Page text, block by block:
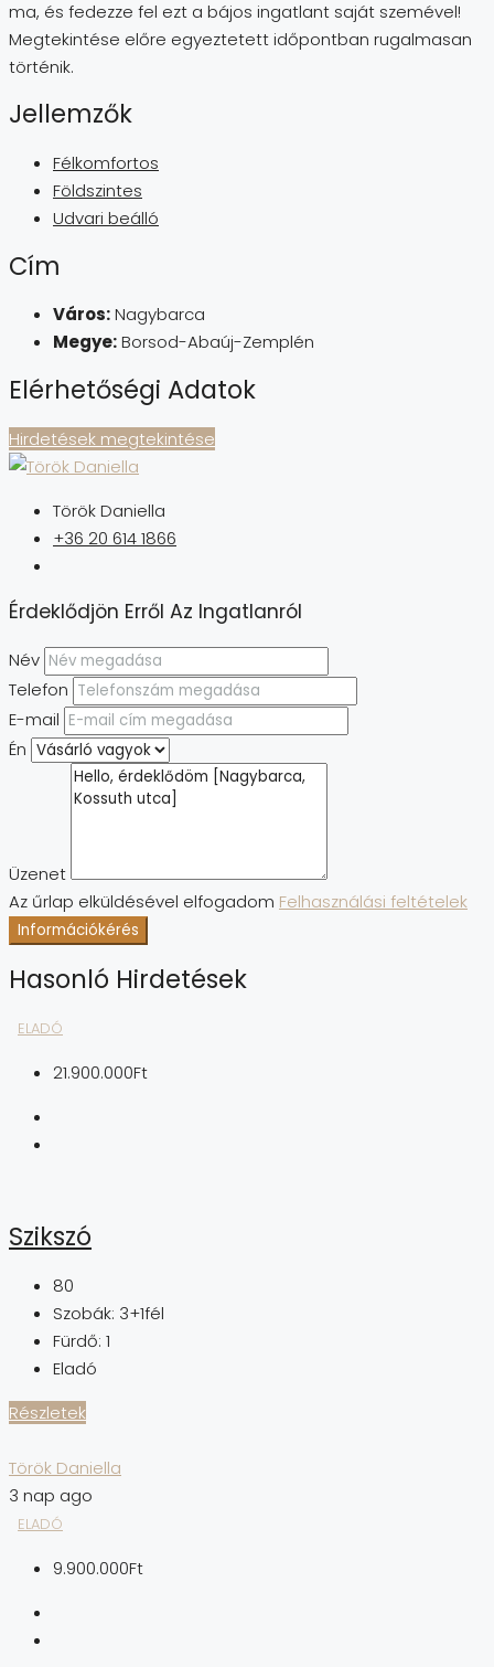
ma, és fedezze fel ezt a bájos ingatlant saját szemével!
Megtekintése előre egyeztetett időpontban rugalmasan
történik.
Jellemzők
Félkomfortos
Földszintes
Udvari beálló
Cím
Város:Nagybarca
Megye:Borsod-Abaúj-Zemplén
Elérhetőségi Adatok
Hirdetések megtekintése
Török Daniella
+36 20 614 1866
Érdeklődjön Erről Az Ingatlanról
Név
Telefon
E-mail
Én
Üzenet
Az űrlap elküldésével elfogadom Felhasználási feltételek
Információkérés
Hasonló Hirdetések
ELADÓ
21.900.000Ft
Szikszó
80
Szobák: 3+1fél
Fürdő: 1
Eladó
Részletek
Török Daniella
3 nap ago
ELADÓ
9.900.000Ft